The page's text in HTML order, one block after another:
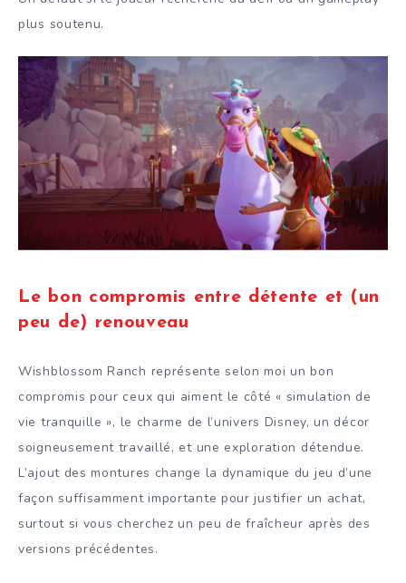
plus soutenu.
Le bon compromis entre détente et (un
peu de) renouveau
Wishblossom Ranch représente selon moi un bon
compromis pour ceux qui aiment le côté « simulation de
vie tranquille », le charme de l’univers Disney, un décor
soigneusement travaillé, et une exploration détendue.
L’ajout des montures change la dynamique du jeu d’une
façon suffisamment importante pour justifier un achat,
surtout si vous cherchez un peu de fraîcheur après des
versions précédentes.